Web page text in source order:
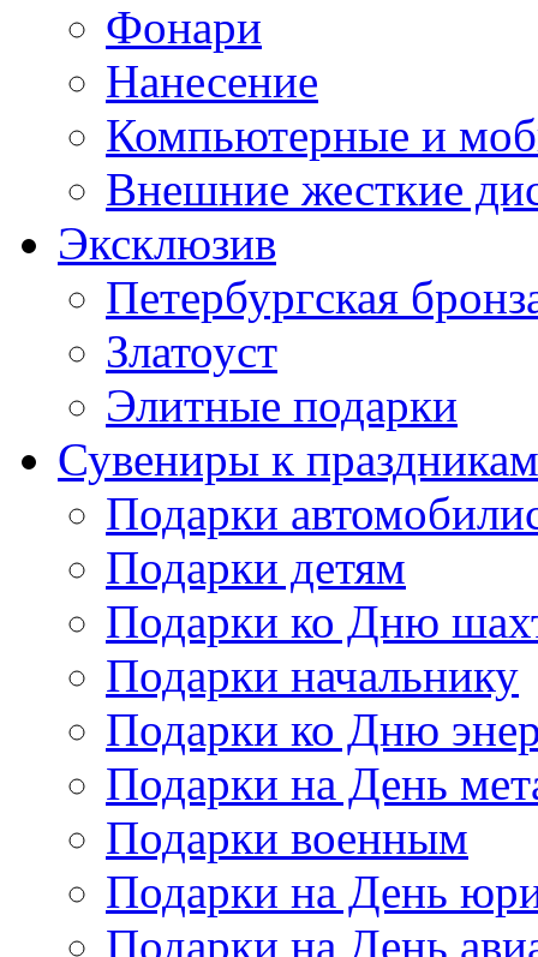
Фонари
Нанесение
Компьютерные и
Внешние жесткие
Эксклюзив
Петербургская
Златоуст
Элитные подарки
Сувениры к праздникам
Подарки
Подарки детям
Подарки ко Дню
Подарки начальнику
Подарки ко Дню
Подарки на День
Подарки военным
Подарки на День
Подарки на День